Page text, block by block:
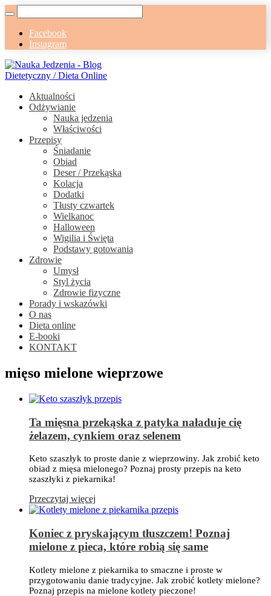
Facebook
Instagram
Aktualności
Odżywianie
Nauka jedzenia
Właściwości
Przepisy
Śniadanie
Obiad
Deser / Przekąska
Kolacja
Dodatki
Tłusty czwartek
Wielkanoc
Halloween
Wigilia i Święta
Podstawy gotowania
Zdrowie
Umysł
Styl życia
Zdrowie fizyczne
Porady i wskazówki
O nas
Dieta online
E-booki
KONTAKT
mięso mielone wieprzowe
Ta mięsna przekąska z patyka naładuje cię
żelazem, cynkiem oraz selenem
Keto szaszłyk to proste danie z wieprzowiny. Jak zrobić keto
obiad z mięsa mielonego? Poznaj prosty przepis na keto
szaszłyki z piekarnika!
Przeczytaj więcej
Koniec z pryskającym tłuszczem! Poznaj
mielone z pieca, które robią się same
Kotlety mielone z piekarnika to smaczne i proste w
przygotowaniu danie tradycyjne. Jak zrobić kotlety mielone?
Poznaj przepis na mielone kotlety pieczone!